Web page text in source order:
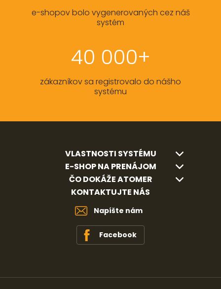
e-shopov bolo vygenerovaných cez náš
systém
40 000+
zákazníkov sa registrovalo do nášho
systému
VLASTNOSTI SYSTÉMU
E-SHOP NA PRENÁJOM
ČO DOKÁŽE ATOMER
KONTAKTUJTE NÁS
Napíšte nám
Facebook